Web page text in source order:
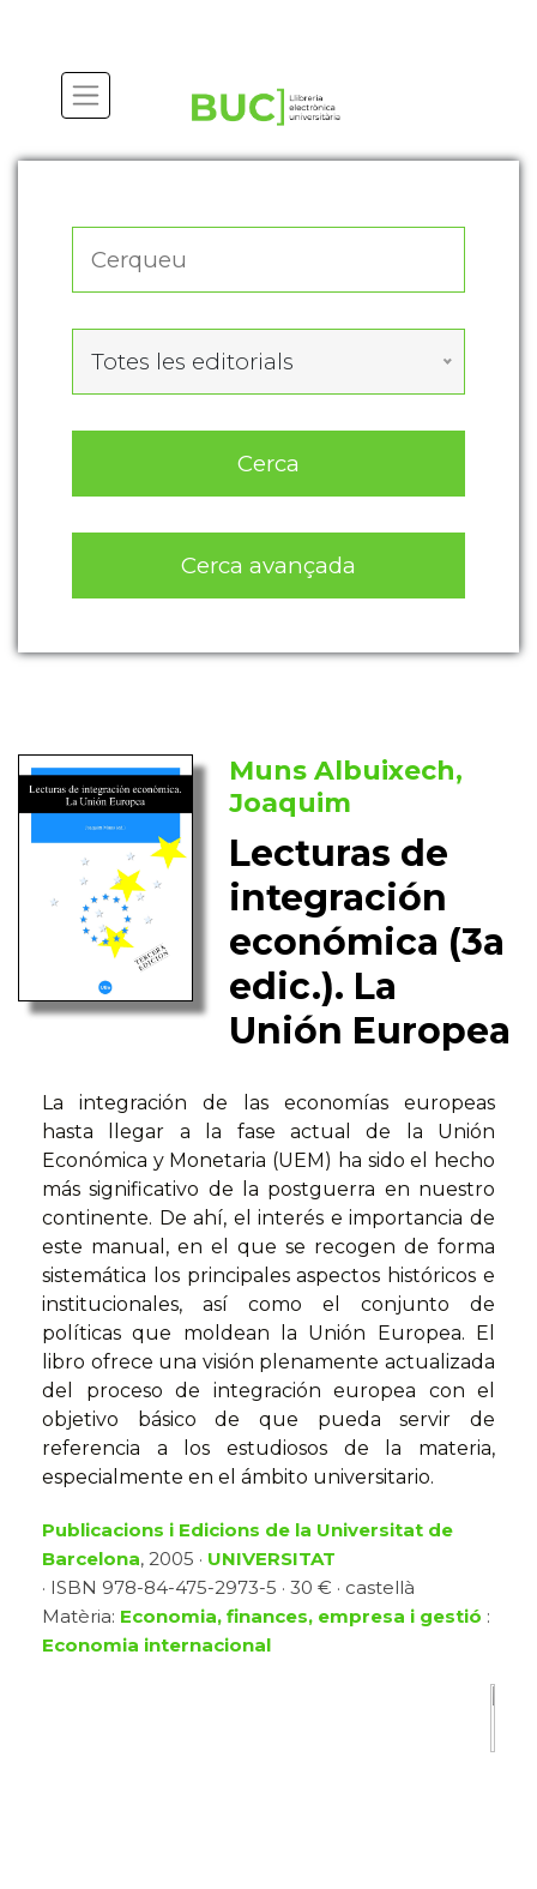
Totes les editorials
Cerca
Cerca avançada
Muns Albuixech,
Joaquim
Lecturas de
integración
económica (3a
edic.). La
Unión Europea
La integración de las economías europeas
hasta llegar a la fase actual de la Unión
Económica y Monetaria (UEM) ha sido el hecho
más significativo de la postguerra en nuestro
continente. De ahí, el interés e importancia de
este manual, en el que se recogen de forma
sistemática los principales aspectos históricos e
institucionales, así como el conjunto de
políticas que moldean la Unión Europea. El
libro ofrece una visión plenamente actualizada
del proceso de integración europea con el
objetivo básico de que pueda servir de
referencia a los estudiosos de la materia,
especialmente en el ámbito universitario.
Publicacions i Edicions de la Universitat de
Barcelona, 2005 · UNIVERSITAT
· ISBN 978-84-475-2973-5 · 30 € · castellà
Matèria: Economia, finances, empresa i gestió :
Economia internacional